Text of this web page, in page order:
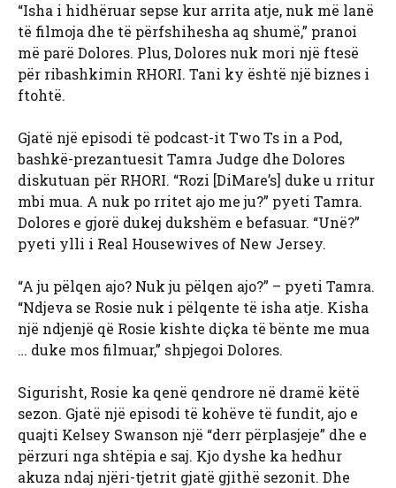
“Isha i hidhëruar sepse kur arrita atje, nuk më lanë
të filmoja dhe të përfshihesha aq shumë,” pranoi
më parë Dolores. Plus, Dolores nuk mori një ftesë
për ribashkimin RHORI. Tani ky është një biznes i
ftohtë.
Gjatë një episodi të podcast-it Two Ts in a Pod,
bashkë-prezantuesit Tamra Judge dhe Dolores
diskutuan për RHORI. “Rozi [DiMare’s] duke u rritur
mbi mua. A nuk po rritet ajo me ju?” pyeti Tamra.
Dolores e gjorë dukej dukshëm e befasuar. “Unë?”
pyeti ylli i Real Housewives of New Jersey.
“A ju pëlqen ajo? Nuk ju pëlqen ajo?” – pyeti Tamra.
“Ndjeva se Rosie nuk i pëlqente të isha atje. Kisha
një ndjenjë që Rosie kishte diçka të bënte me mua
… duke mos filmuar,” shpjegoi Dolores.
Sigurisht, Rosie ka qenë qendrore në dramë këtë
sezon. Gjatë një episodi të kohëve të fundit, ajo e
quajti Kelsey Swanson një “derr përplasjeje” dhe e
përzuri nga shtëpia e saj. Kjo dyshe ka hedhur
akuza ndaj njëri-tjetrit gjatë gjithë sezonit. Dhe